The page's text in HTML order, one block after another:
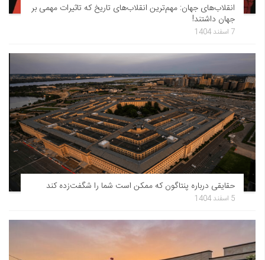
انقلاب‌های جهان: مهم‌ترین انقلاب‌های تاریخ که تاثیرات مهمی بر
جهان داشتند!
7 اسفند 1404
حقایقی درباره پنتاگون که ممکن است شما را شگفت‌زده کند
5 اسفند 1404